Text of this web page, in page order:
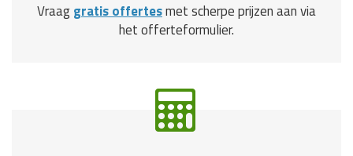
Vraaggratis offertesmet scherpe prijzen aan via
het offerteformulier.